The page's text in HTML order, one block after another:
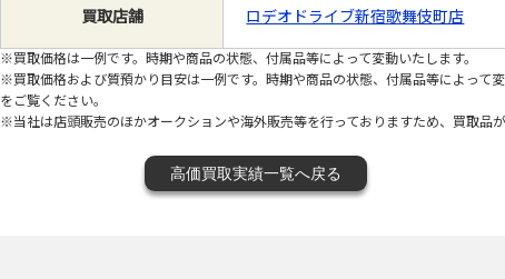
買取店舗 ロデオドライブ新宿歌舞伎町店
※買取価格は一例です。時期や商品の状態、付属品等によって変動いたします。
※買取価格および質預かり目安は一例です。時期や商品の状態、付属品等によって
をご覧ください。
※当社は店頭販売のほかオークションや海外販売等を行っておりますため、買取品
高価買取実績一覧へ戻る